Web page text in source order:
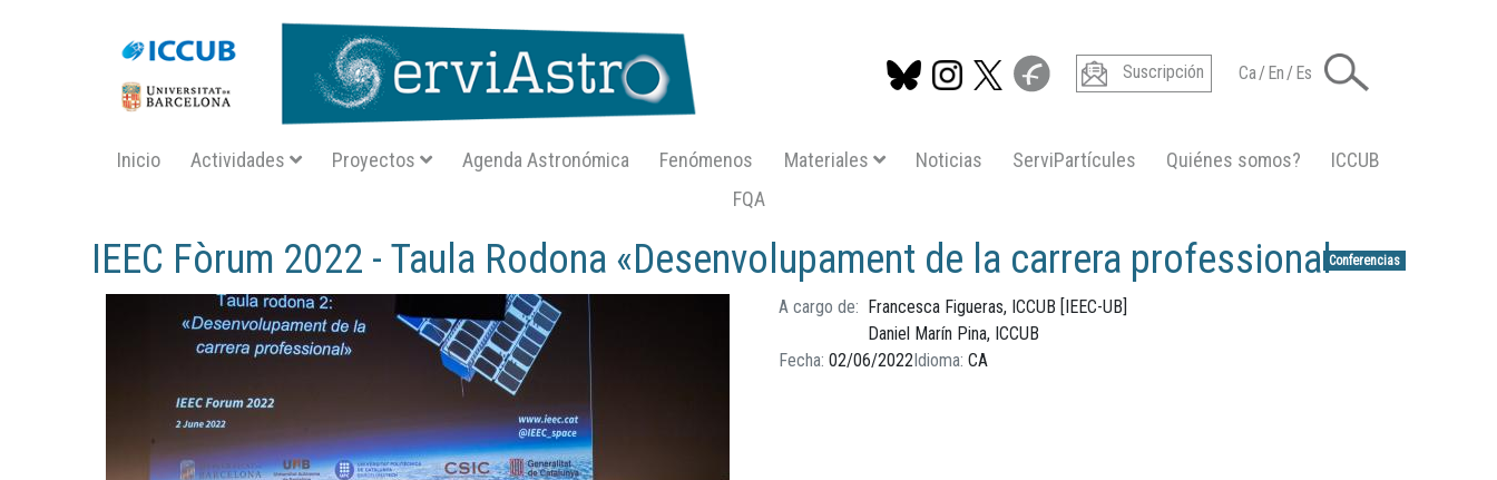
Pasar
contenido
principal
Suscripción Ca/En/Es
Navegació principal SA
Inicio Actividades Proyectos Agenda Astronómica Fenómenos Materiales Noticias ServiPartícules Quiénes somos?
ICCUB
FQA
Conferencias
IEEC Fòrum 2022 - Taula Rodona «Desenvolupament de la carrera professional»
A cargo de
Francesca Figueras, ICCUB [IEEC-UB]
Daniel Marín Pina, ICCUB
Fecha 02/06/2022 Idioma CA